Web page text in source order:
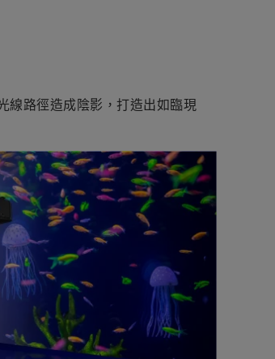
線路徑造成陰影，打造出如臨現